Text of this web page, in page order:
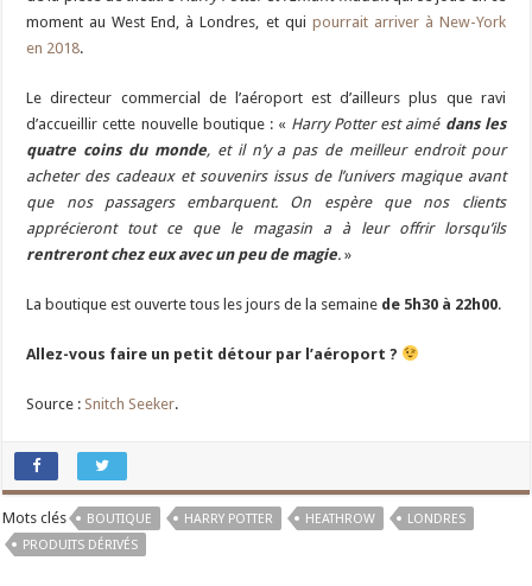
moment au West End, à Londres, et qui pourrait arriver à New-York
en 2018.
Le directeur commercial de l’aéroport est d’ailleurs plus que ravi
d’accueillir cette nouvelle boutique : « Harry Potter est aimé dans les
quatre coins du monde, et il n’y a pas de meilleur endroit pour
acheter des cadeaux et souvenirs issus de l’univers magique avant
que nos passagers embarquent. On espère que nos clients
apprécieront tout ce que le magasin a à leur offrir lorsqu’ils
rentreront chez euxavec un peu de magie. »
La boutique est ouverte tous les jours de la semaine de 5h30 à 22h00.
Allez-vous faire un petit détour par l’aéroport ?
Source : Snitch Seeker.
Mots clés BOUTIQUE HARRY POTTER HEATHROW
LONDRES
PRODUITS DÉRIVÉS